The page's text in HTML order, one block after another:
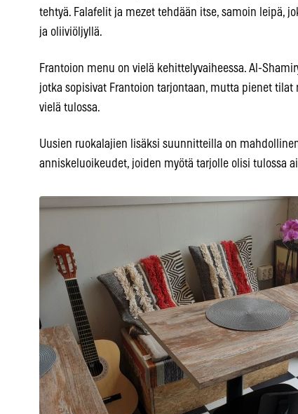
tehtyä. Falafelit ja mezet tehdään itse, samoin leipä,
ja oliiviöljyllä.
Frantoion menu on vielä kehittelyvaiheessa. Al-
jotka sopisivat Frantoion tarjontaan, mutta pienet
vielä tulossa.
Uusien ruokalajien lisäksi suunnitteilla on
anniskeluoikeudet, joiden myötä tarjolle olisi tulossa